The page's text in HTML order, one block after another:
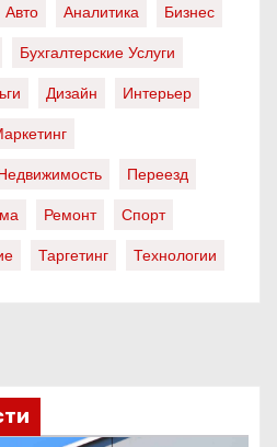
Авто Аналитика
Бизнес
Бухгалтерские Услуги
Дизайн
Интерьер
Переезд
Ремонт
Спорт
Таргетинг Технологии